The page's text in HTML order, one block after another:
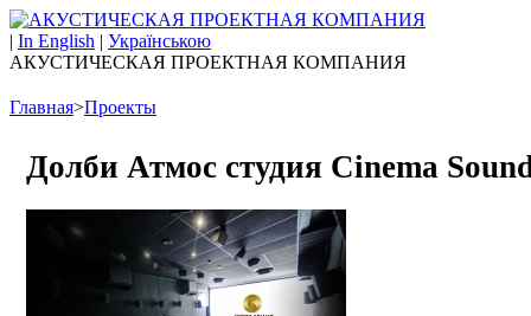
| In English | Українською
АКУСТИЧЕСКАЯ ПРОЕКТНАЯ КОМПАНИЯ
Главная>Проекты
Долби Атмос студия Cinema